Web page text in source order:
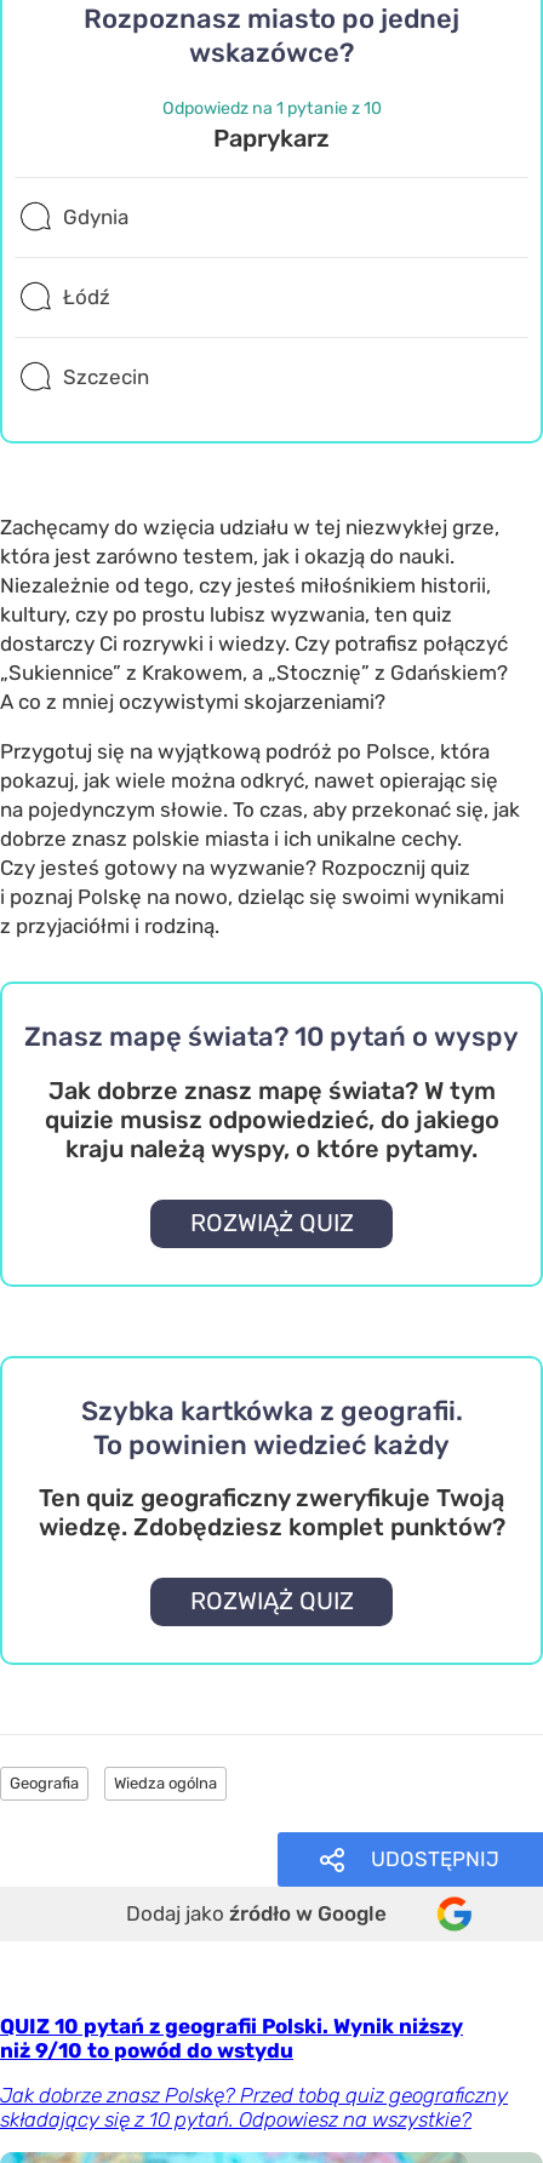
Rozpoznasz miasto po jednej
wskazówce?
Odpowiedz na 1 pytanie z 10
Paprykarz
Gdynia
Łódź
Szczecin
Zachęcamy do wzięcia udziału w tej niezwykłej grze,
która jest zarówno testem, jak i okazją do nauki.
Niezależnie od tego, czy jesteś miłośnikiem historii,
kultury, czy po prostu lubisz wyzwania, ten quiz
dostarczy Ci rozrywki i wiedzy. Czy potrafisz połączyć
„Sukiennice” z Krakowem, a „Stocznię” z Gdańskiem?
A co z mniej oczywistymi skojarzeniami?
Przygotuj się na wyjątkową podróż po Polsce, która
pokazuj, jak wiele można odkryć, nawet opierając się
na pojedynczym słowie. To czas, aby przekonać się, jak
dobrze znasz polskie miasta i ich unikalne cechy.
Czy jesteś gotowy na wyzwanie? Rozpocznij quiz
i poznaj Polskę na nowo, dzieląc się swoimi wynikami
z przyjaciółmi i rodziną.
Znasz mapę świata? 10 pytań o wyspy
Jak dobrze znasz mapę świata? W tym
quizie musisz odpowiedzieć, do jakiego
kraju należą wyspy, o które pytamy.
ROZWIĄŻ QUIZ
Szybka kartkówka z geografii.
To powinien wiedzieć każdy
Ten quiz geograficzny zweryfikuje Twoją
wiedzę. Zdobędziesz komplet punktów?
ROZWIĄŻ QUIZ
Geografia Wiedza ogólna
UDOSTĘPNIJ
Dodaj jako źródło w Google
QUIZ 10 pytań z geografii Polski. Wynik niższy
niż 9/10 to powód do wstydu
Jak dobrze znasz Polskę? Przed tobą quiz geograficzny
składający się z 10 pytań. Odpowiesz na wszystkie?